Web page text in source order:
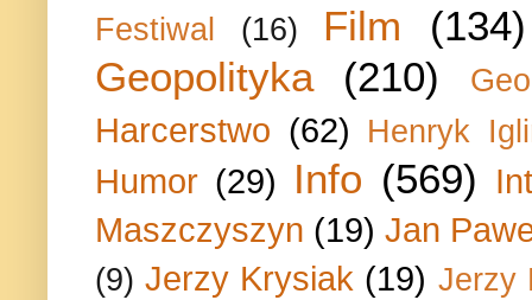
Festiwal (16) Film
(134)
Geopolityka
(210)
Harcerstwo (62) Henryk
Humor (29) Info (569)
Maszczyszyn (19) Jan
(9) Jerzy Krysiak (19) Jerzy